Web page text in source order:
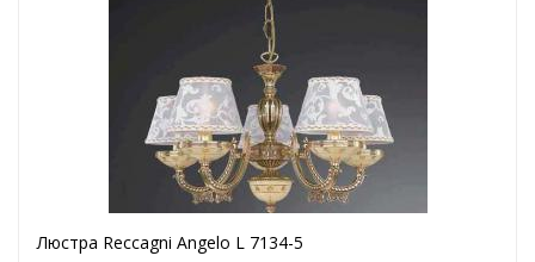
Люстра Reccagni Angelo L 7134-5